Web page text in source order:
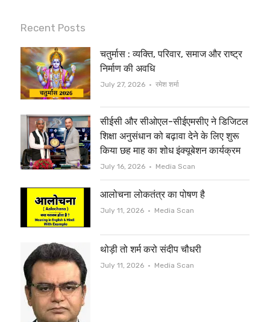
i
t
t
e
r
c
e
b
o
o
k
Recent Posts
चतुर्मास : व्यक्ति, परिवार, समाज और राष्ट्र
निर्माण की अवधि
July 27, 2026 Author
रमेश शर्मा
सीईसी और सीओएल-सीईएमसीए ने डिजिटल
शिक्षा अनुसंधान को बढ़ावा देने के लिए शुरू
किया छह माह का शोध इंक्यूबेशन कार्यक्रम
July 16, 2026 Author
Media Scan
आलोचना लोकतंत्र का पोषण है
July 11, 2026 Author
Media Scan
थोड़ी तो शर्म करो संदीप चौधरी
July 11, 2026 Author
Media Scan